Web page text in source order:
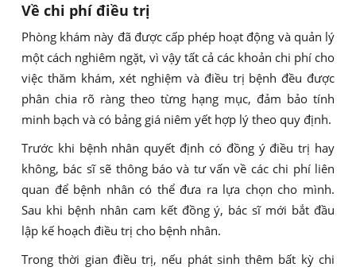
Về chi phí điều trị
Phòng khám này đã được cấp phép hoạt động và quản lý
một cách nghiêm ngặt, vì vậy tất cả các khoản chi phí cho
việc thăm khám, xét nghiệm và điều trị bệnh đều được
phân chia rõ ràng theo từng hạng mục, đảm bảo tính
minh bạch và có bảng giá niêm yết hợp lý theo quy định.
Trước khi bệnh nhân quyết định có đồng ý điều trị hay
không, bác sĩ sẽ thông báo và tư vấn về các chi phí liên
quan để bệnh nhân có thể đưa ra lựa chọn cho mình.
Sau khi bệnh nhân cam kết đồng ý, bác sĩ mới bắt đầu
lập kế hoạch điều trị cho bệnh nhân.
Trong thời gian điều trị, nếu phát sinh thêm bất kỳ chi